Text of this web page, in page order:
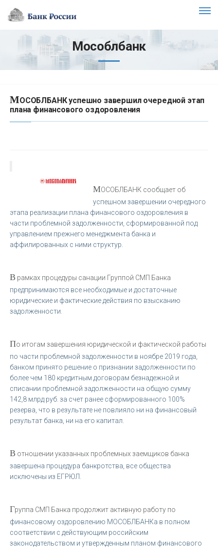
Мособлбанк
МОСОБЛБАНК успешно завершил очередной этап
плана финансового оздоровления
МОСОБЛБАНК сообщает об
успешном завершении очередного
этапа реализации плана финансового оздоровления в
части проблемной задолженности, сформированной под
управлением прежнего менеджмента банка и
аффилированных с ними структур.
В рамках процедуры санации Группой СМП Банка
предпринимаются все необходимые и достаточные
юридические и фактические действия по взысканию
задолженности.
По итогам завершения юридической и фактической работы
по части проблемной задолженности в ноябре 2019 года,
банком принято решение о признании задолженности по
более чем 180 кредитным договорам безнадежной и
списании проблемной задолженности на общую сумму
142,8 млрд руб. за счет ранее сформированного 100%
резерва, что в результате не повлияло ни на финансовый
результат банка, ни на его капитал.
В отношении указанных проблемных заемщиков банка
завершена процедура банкротства, все общества
исключены из ЕГРЮЛ.
Группа СМП Банка продолжит активную работу по
финансовому оздоровлению МОСОБЛБАНКа в полном
соответствии с действующим российским
законодательством и утвержденным планом финансового